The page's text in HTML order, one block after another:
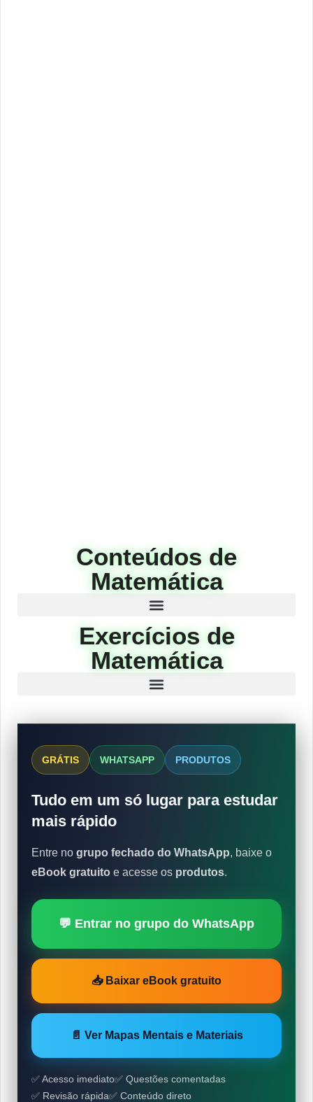
Conteúdos de
Matemática
Exercícios de
Matemática
GRÁTIS WHATSAPP PRODUTOS
Tudo em um só lugar para estudar
mais rápido
Entre no grupo fechado do WhatsApp, baixe o
eBook gratuito e acesse os produtos.
💬 Entrar no grupo do WhatsApp
📥 Baixar eBook gratuito
📄 Ver Mapas Mentais e Materiais
✅ Acesso imediato✅ Questões comentadas
✅ Revisão rápida✅ Conteúdo direto